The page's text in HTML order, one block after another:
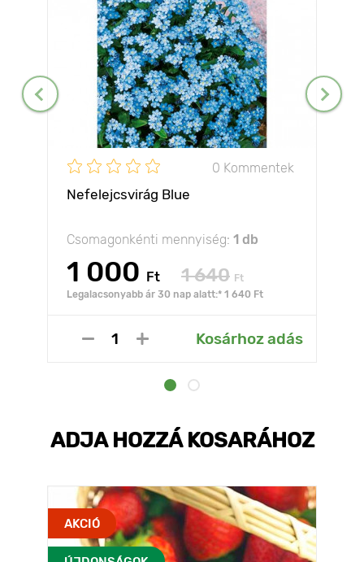
0 Kommentek
Nefelejcsvirág Blue
Csomagonkénti mennyiség: 1 db
1 000 Ft 1 640 Ft
Legalacsonyabb ár 30 nap alatt:* 1 640 Ft
Kosárhoz adás
ADJA HOZZÁ KOSARÁHOZ
AKCIÓ